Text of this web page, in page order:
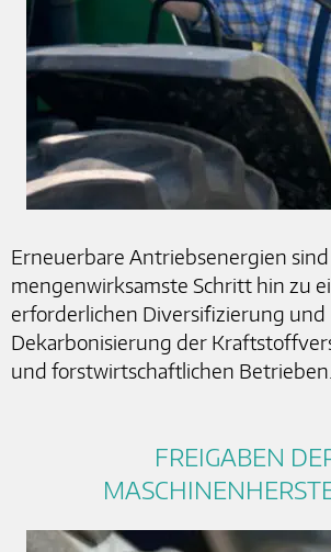
Erneuerbare Antriebsenergien
mengenwirksamste Schritt hin zu
erforderlichen Diversifizierung und
Dekarbonisierung der
und forstwirtschaftlichen Betrieben.
FREIGABEN